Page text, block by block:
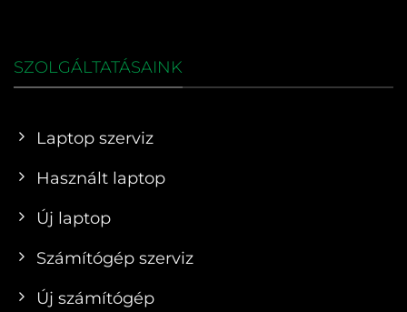
SZOLGÁLTATÁSAINK
Laptop szerviz
Használt laptop
Új laptop
Számítógép szerviz
Új számítógép